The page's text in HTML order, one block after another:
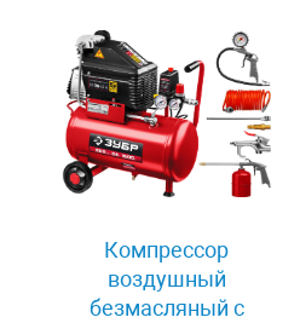
Компрессор
воздушный
безмасляный с